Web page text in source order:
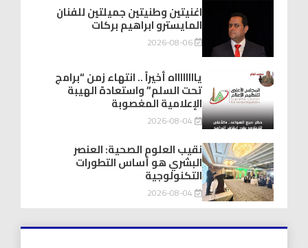
اغنيتين وطنيتين جميلتين للفنان
المايسترو ابراهيم بركات
2026-08-06
يااااااااه أخيراً .. انتهاء زمن “برامج
تحت السلم” واستعادة الهيبة
الإعلامية المغصوبة
2026-08-04
نقيب العلوم الصحية: العنصر
البشري هو أساس التطورات
التكنولوجية
2026-08-04